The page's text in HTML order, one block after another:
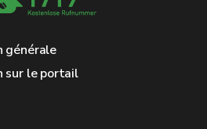
générale
sur le portail